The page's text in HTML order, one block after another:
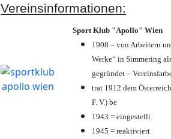
Vereinsinformationen:
Sport Klub "Apollo" Wien
1908 – von Arbeitern
Werke“ in Simmering
gegründet –
trat 1912 dem
F. V.) be
1943 = eingestellt
1945 = reaktiviert